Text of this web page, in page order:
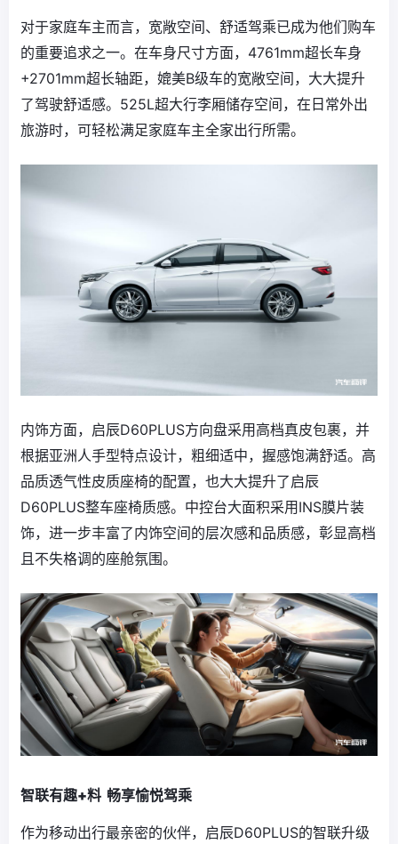
对于家庭车主而言，宽敞空间、舒适驾乘已成为他们购车
的重要追求之一。在车身尺寸方面，4761mm超长车身
+2701mm超长轴距，媲美B级车的宽敞空间，大大提升
了驾驶舒适感。525L超大行李厢储存空间，在日常外出
旅游时，可轻松满足家庭车主全家出行所需。
内饰方面，启辰D60PLUS方向盘采用高档真皮包裹，并
根据亚洲人手型特点设计，粗细适中，握感饱满舒适。高
品质透气性皮质座椅的配置，也大大提升了启辰
D60PLUS整车座椅质感。中控台大面积采用INS膜片装
饰，进一步丰富了内饰空间的层次感和品质感，彰显高档
且不失格调的座舱氛围。
智联有趣+料 畅享愉悦驾乘
作为移动出行最亲密的伙伴，启辰D60PLUS的智联升级